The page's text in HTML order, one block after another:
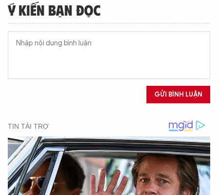
Ý KIẾN BẠN ĐỌC
GỬI BÌNH LUẬN
TÔI LÀ CHATBOT CỦA
An Ninh Thủ Đô nhé. Tôi sẵn sàng hỗ trợ!